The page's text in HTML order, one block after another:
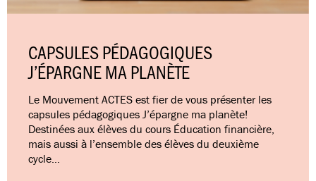
CAPSULES PÉDAGOGIQUES
J’ÉPARGNE MA PLANÈTE
Le Mouvement ACTES est fier de vous présenter les
capsules pédagogiques J’épargne ma planète!
Destinées aux élèves du cours Éducation financière,
mais aussi à l’ensemble des élèves du deuxième
cycle…